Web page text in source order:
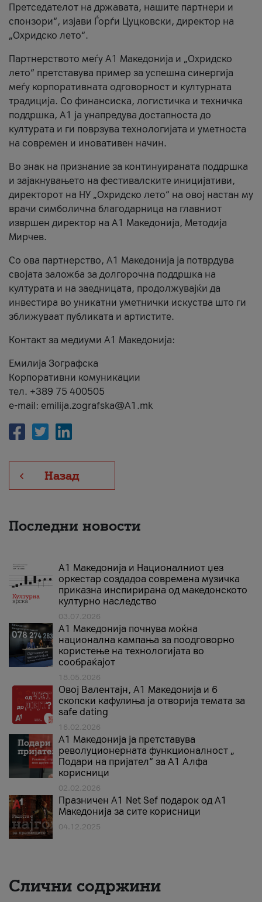
Претседателот на државата, нашите партнери и
спонзори“, изјави Ѓорѓи Цуцковски, директор на
„Охридско лето“.
Партнерството меѓу A1 Македонија и „Охридско
лето“ претставува пример за успешна синергија
меѓу корпоративната одговорност и културната
традиција. Со финансиска, логистичка и техничка
поддршка, A1 ја унапредува достапноста до
културата и ги поврзува технологијата и уметноста
на современ и иновативен начин.
Во знак на признание за континуираната поддршка
и зајакнувањето на фестивалските иницијативи,
директорот на НУ „Охридско лето“ на овој настан му
врачи симболична благодарница на главниот
извршен директор на A1 Македонија, Методија
Мирчев.
Со ова партнерство, A1 Македонија ја потврдува
својата заложба за долгорочна поддршка на
културата и на заедницата, продолжувајќи да
инвестира во уникатни уметнички искуства што ги
зближуваат публиката и артистите.
Контакт за медиуми А1 Македонија:
Емилија Зографска
Корпоративни комуникации
тел. +389 75 400505
e-mail: emilija.zografska@A1.mk
Назад
Последни новости
А1 Македонија и Националниот џез
оркестар создадоа современа музичка
приказна инспирирана од македонското
културно наследство
03.07.2026
A1 Македонија почнува моќна
национална кампања за поодговорно
користење на технологијата во
сообраќајот
18.05.2026
Овој Валентајн, A1 Македонија и 6
скопски кафулиња ја отворија темата за
safe dating
16.02.2026
А1 Македонија ја претставува
револуционерната функционалност „
Подари на пријател“ за А1 Алфа
корисници
02.02.2026
Празничен A1 Net Sеf подарок од А1
Македонија за сите корисници
04.12.2025
Слични содржини